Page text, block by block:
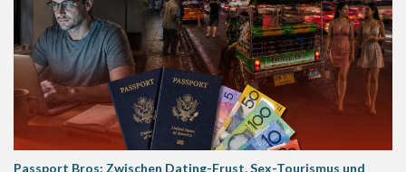
Passport Bros: Zwischen Dating-Frust, Sex-Tourismus und